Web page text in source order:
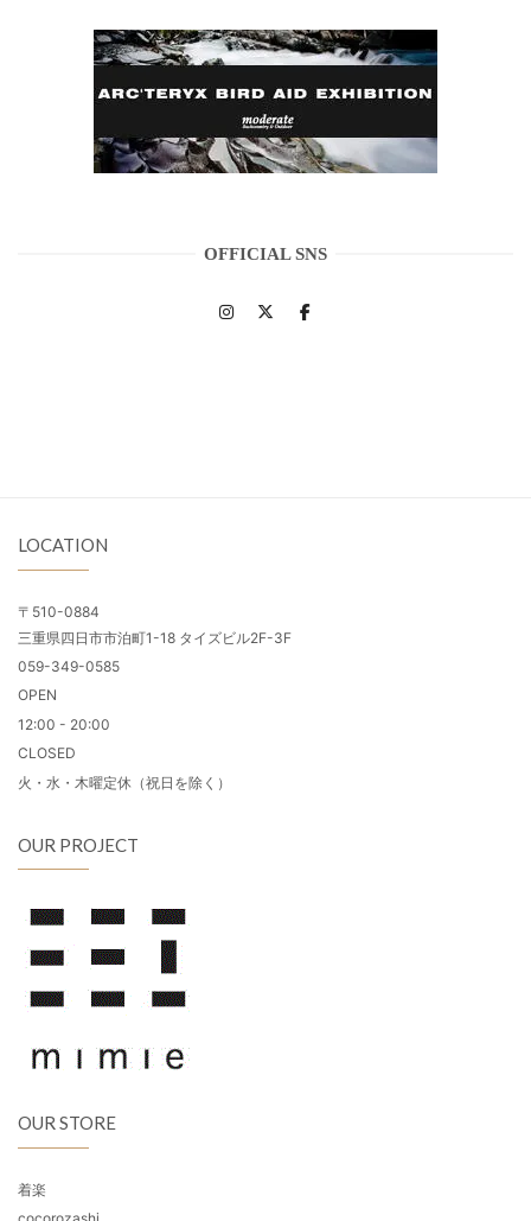
OFFICIAL SNS
LOCATION
〒510-0884
三重県四日市市泊町1-18 タイズビル2F-3F
059-349-0585
OPEN
12:00 - 20:00
CLOSED
火・水・木曜定休（祝日を除く）
OUR PROJECT
OUR STORE
着楽